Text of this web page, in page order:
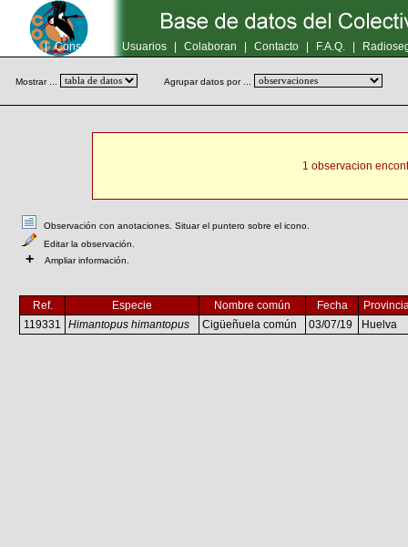
Inicio | Consultas Usuarios Colaboran Contacto F.A.Q.
Mostrar ... Agrupar datos por ...
1 observacion
Observación con anotaciones. Situar el puntero sobre el icono.
Editar la observación.
+ Ampliar información.
Ref. Especie Nombre común Fecha
119331
Himantopus himantopus Cigüeñuela común 03/07/19 Huelva